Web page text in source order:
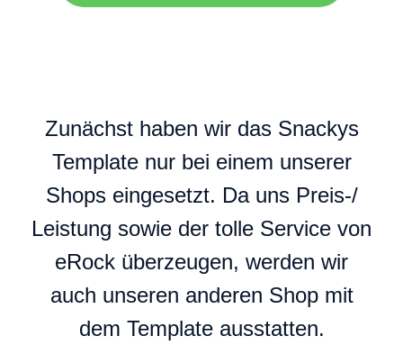
Zunächst haben wir das Snackys
Template nur bei einem unserer
Shops eingesetzt. Da uns Preis-/
Leistung sowie der tolle Service von
eRock überzeugen, werden wir
auch unseren anderen Shop mit
dem Template ausstatten.